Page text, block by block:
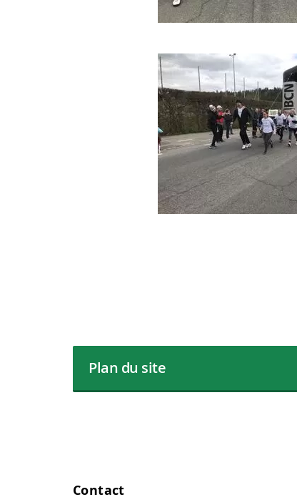
Plan du site
Contact